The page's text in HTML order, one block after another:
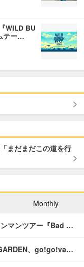
WILD BU
テー…
まだまだこの道を行
Monthly
マンツアー『Bad …
、go!go!va…